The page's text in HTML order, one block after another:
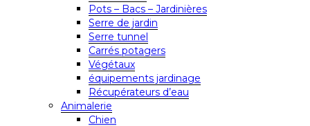
Pots – Bacs – Jardinières
Serre de jardin
Serre tunnel
Carrés potagers
Végétaux
équipements jardinage
Récupérateurs d’eau
Animalerie
Chien